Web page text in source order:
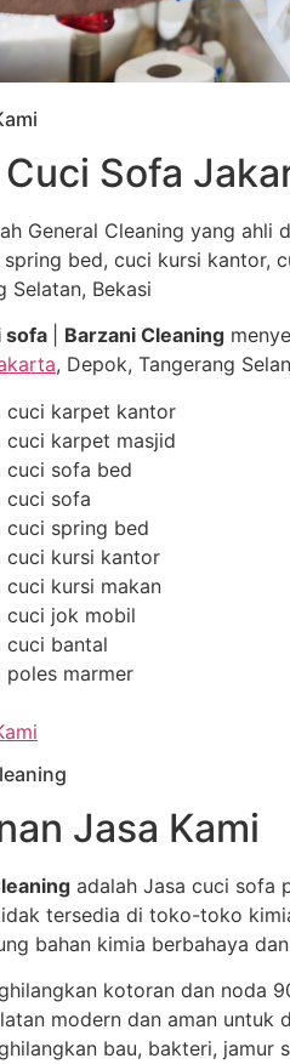
Sofa
General Cleaning yang
bed, cuci kursi kantor,
Selatan, Bekasi
sofa
Barzani Cleaning
, Depok, Tangerang
cuci karpet kantor
cuci karpet masjid
cuci sofa bed
cuci sofa
cuci spring bed
cuci kursi kantor
cuci kursi makan
cuci jok mobil
cuci bantal
poles marmer
Jasa Kami
adalah Jasa cuci sofa
tersedia di toko-toko
bahan kimia berbahaya
kotoran dan noda
modern dan aman untuk
bau, bakteri, jamur